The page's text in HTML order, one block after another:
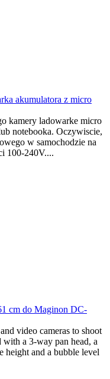
akumulatora z micro
kamery ladowarke micro
notebooka. Oczywiscie,
w samochodzie na
100-240V....
cm do Maginon DC-
video cameras to shoot
with a 3-way pan head, a
height and a bubble level